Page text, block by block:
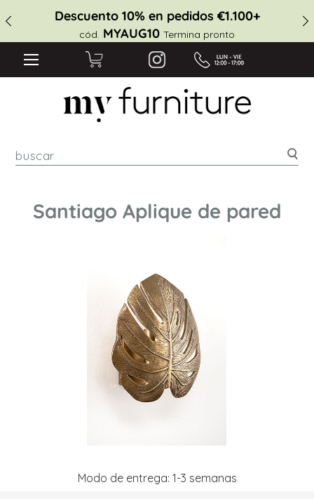
Descuento 10% en pedidos €1.100+
cód. MYAUG10 Termina pronto
Santiago Aplique de pared
Modo de entrega: 1-3 semanas